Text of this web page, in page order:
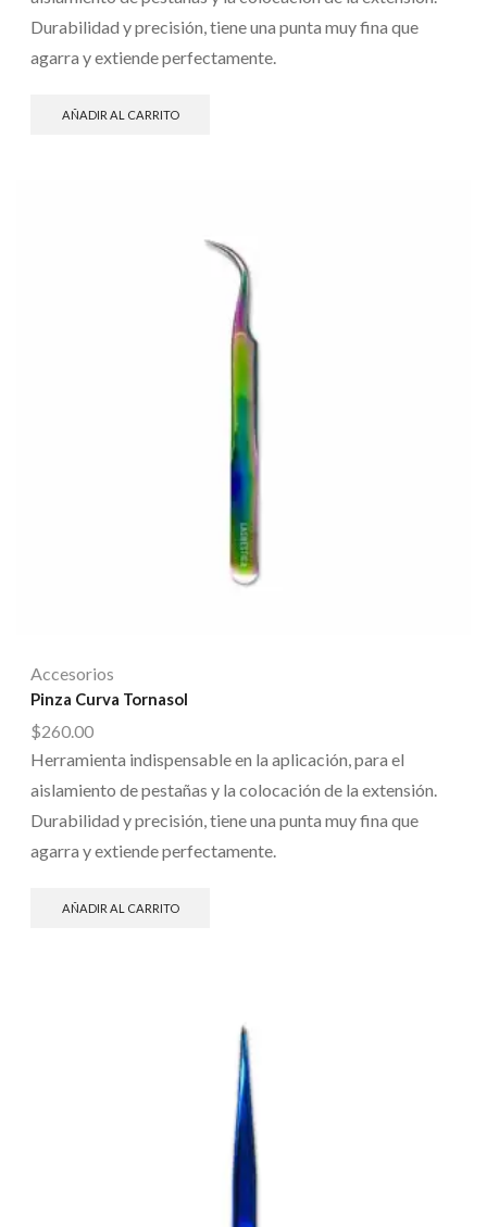
Durabilidad y precisión, tiene una punta muy fina que
agarra y extiende perfectamente.
AÑADIR AL CARRITO
Accesorios
Pinza Curva Tornasol
$260.00
Herramienta indispensable en la aplicación, para el
aislamiento de pestañas y la colocación de la extensión.
Durabilidad y precisión, tiene una punta muy fina que
agarra y extiende perfectamente.
AÑADIR AL CARRITO